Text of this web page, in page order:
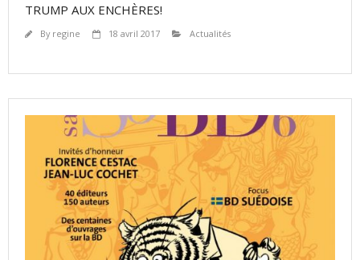
TRUMP AUX ENCHÈRES!
By regine 18 avril 2017 Actualités